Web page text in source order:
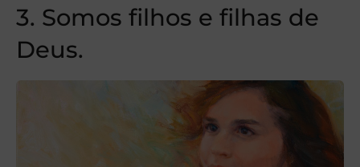
3. Somos filhos e filhas de
Deus.